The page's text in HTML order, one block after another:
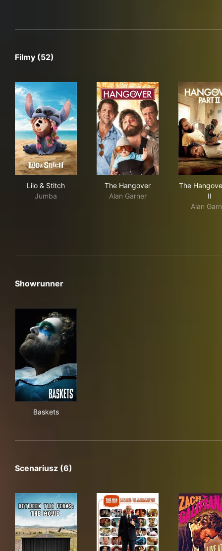
Filmy (52)
Lilo & Stitch
Jumba
The Hangover
Alan Garner
The
II
Alan
Showrunner
Baskets
Scenariusz (6)